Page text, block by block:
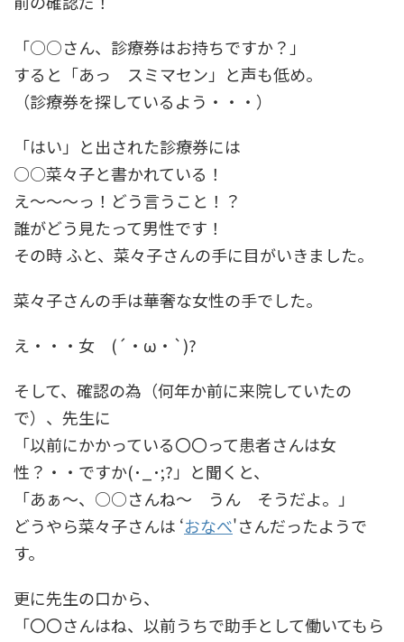
「○○さん、診療券はお持ちですか？」
すると「あっ スミマセン」と声も低め。
（診療券を探しているよう・・・）
「はい」と出された診療券には
○○菜々子と書かれている！
え〜〜〜っ！どう言うこと！？
誰がどう見たって男性です！
その時 ふと、菜々子さんの手に目がいきました。
菜々子さんの手は華奢な女性の手でした。
え・・・女 (´・ω・`)?
そして、確認の為（何年か前に来院していたの
で）、先生に
「以前にかかっている〇〇って患者さんは女
性？・・ですか(･_･;?」と聞くと、
「あぁ〜、○○さんね〜 うん そうだよ。」
どうやら菜々子さんは ‘おなべ'さんだったようで
す。
更に先生の口から、
「〇〇さんはね、以前うちで助手として働いてもら